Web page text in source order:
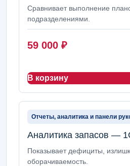
Сравнивает выполнение
подразделениями.
59 000 ₽
В корзину
Отчеты, аналитика и панели
Аналитика запасов —
Показывает дефициты,
оборачиваемость.